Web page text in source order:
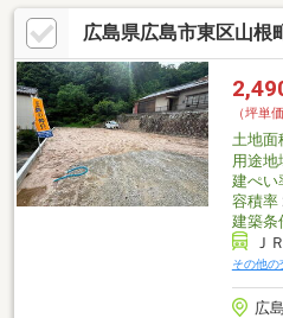
可能・現況更地、即お引渡し可能(
ゾSELECT本浦店 徒歩3分(約180m)
(約340m)※容積率は前面道路幅員に
ご希望の住まい探しをお手伝い
細・ご相談はお気軽にお問い合わせ
広島県広島市東区山根
（坪単価
土地面
用途地
建ぺい
容積率
建築条
Ｊ
その他の
広